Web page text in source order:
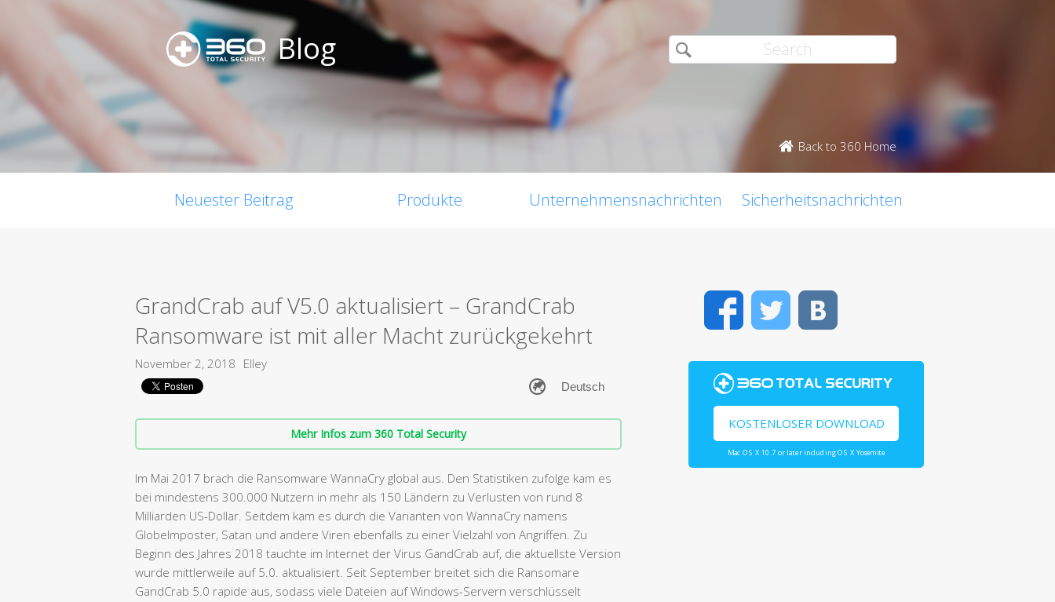
Blog
Back to 360 Home
Neuester Beitrag Produkte Unternehmensnachrichten Sicherheitsnachrichten
GrandCrab auf V5.0 aktualisiert – GrandCrab
Ransomware ist mit aller Macht zurückgekehrt
November 2, 2018 Elley
Mehr Infos zum 360 Total Security
Im Mai 2017 brach die Ransomware WannaCry global aus. Den Statistiken zufolge kam es
bei mindestens 300.000 Nutzern in mehr als 150 Ländern zu Verlusten von rund 8
Milliarden US-Dollar. Seitdem kam es durch die Varianten von WannaCry namens
GlobeImposter, Satan und andere Viren ebenfalls zu einer Vielzahl von Angriffen. Zu
Beginn des Jahres 2018 tauchte im Internet der Virus GandCrab auf, die aktuellste Version
wurde mittlerweile auf 5.0. aktualisiert. Seit September breitet sich die Ransomare
GandCrab 5.0 rapide aus, sodass viele Dateien auf Windows-Servern verschlüsselt
FacebookTwitter
KOSTENLOSER DOWNLOAD
Mac OS X 10.7 or later including OS X Yosemite